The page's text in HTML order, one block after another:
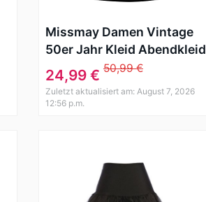
Missmay Damen Vintage
50er Jahr Kleid Abendkleid
mit Polka Dots ?rmellos
Cocktailkleid schwarz
Gr.M
24,99 € 50,99 €
Zuletzt aktualisiert am: August 7, 2026
12:56 p.m.